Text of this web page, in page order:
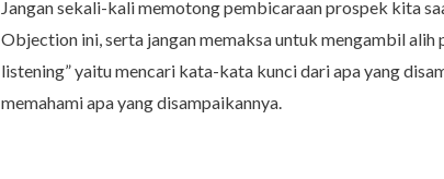
Jangan sekali-kali memotong pembicaraan prospek kita
Objection ini, serta jangan memaksa untuk mengambil
listening” yaitu mencari kata-kata kunci dari apa yang
memahami apa yang disampaikannya.